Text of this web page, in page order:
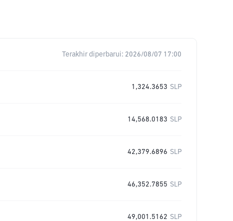
Terakhir diperbarui: 2026/08/07 17:00
1,324.3653 SLP
14,568.0183 SLP
42,379.6896 SLP
46,352.7855 SLP
49,001.5162 SLP